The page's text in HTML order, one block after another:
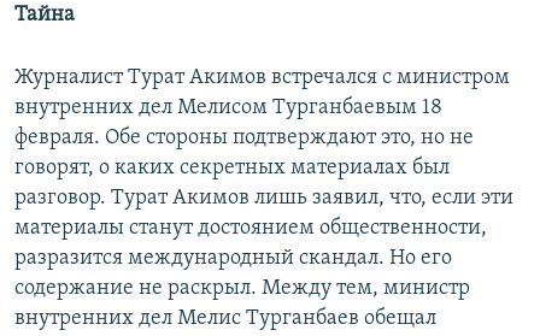
Тайна
Журналист Турат Акимов встречался с министром
внутренних дел Мелисом Турганбаевым 18
февраля. Обе стороны подтверждают это, но не
говорят, о каких секретных материалах был
разговор. Турат Акимов лишь заявил, что, если эти
материалы станут достоянием общественности,
разразится международный скандал. Но его
содержание не раскрыл. Между тем, министр
внутренних дел Мелис Турганбаев обещал